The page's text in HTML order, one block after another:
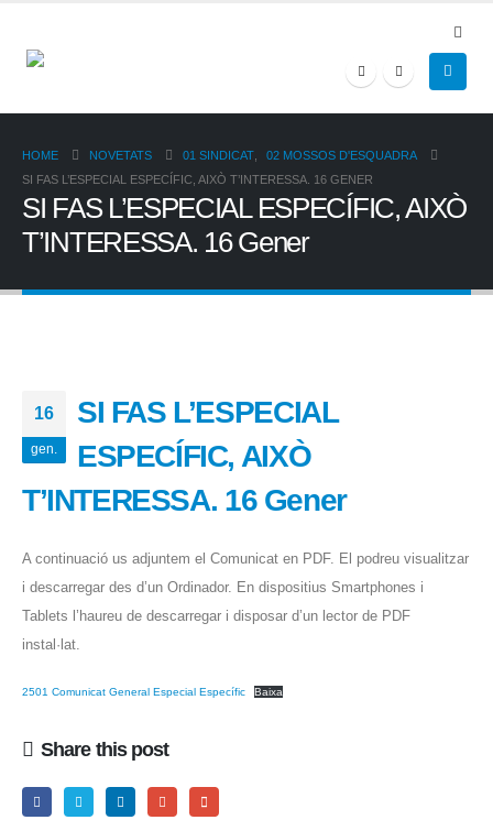
HOME NOVETATS 01 SINDICAT
02 MOSSOS D'ESQUADRA
SI FAS L’ESPECIAL ESPECÍFIC, AIXÒ T’INTERESSA. 16 GENER
SI FAS L’ESPECIAL ESPECÍFIC, AIXÒ
T’INTERESSA. 16 Gener
16
gen.
SI FAS L’ESPECIAL
ESPECÍFIC, AIXÒ
T’INTERESSA. 16 Gener
A continuació us adjuntem el Comunicat en PDF. El podreu visualitzar
i descarregar des d’un Ordinador. En dispositius Smartphones i
Tablets l’haureu de descarregar i disposar d’un lector de PDF
instal·lat.
2501 Comunicat General Especial Específic Baixa
Share this post